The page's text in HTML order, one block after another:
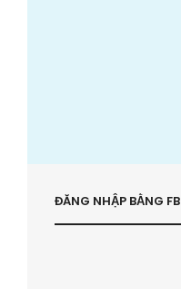
ĐĂNG NHẬP BẰNG FB